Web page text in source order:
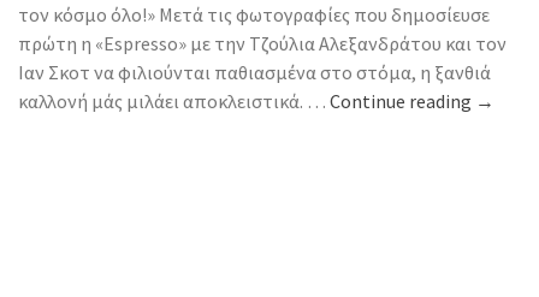
τον κόσμο όλο!» Μετά τις φωτογραφίες που δημοσίευσε
πρώτη η «Espresso» με την Τζούλια Αλεξανδράτου και τον
Ιαν Σκοτ να φιλιούνται παθιασμένα στο στόμα, η ξανθιά
καλλονή μάς μιλάει αποκλειστικά. … Continue reading →